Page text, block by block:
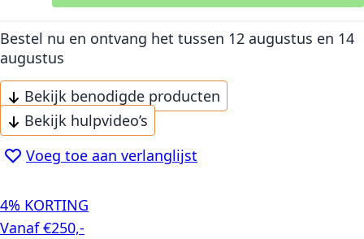
Bestel nu en ontvang het tussen 12 augustus en 14
augustus
Bekijk benodigde producten
Bekijk hulpvideo’s
Voeg toe aan verlanglijst
4% KORTING
Vanaf €250,-